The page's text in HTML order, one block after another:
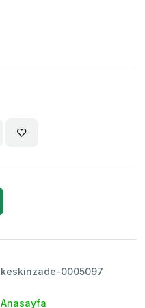
keskinzade-0005097
Anasayfa